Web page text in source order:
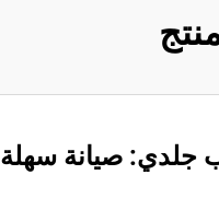
جلدي: صيانة سهلة